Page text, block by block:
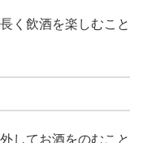
く飲酒を楽しむこと
してお酒をのむこと